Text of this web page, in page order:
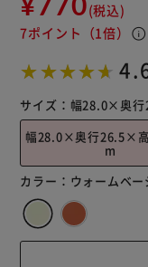
(税込)
7ポイント （1倍） info
サイズ： 幅28.0×奥
幅28.0×奥行26.5×
m
カラー： ウォームベー